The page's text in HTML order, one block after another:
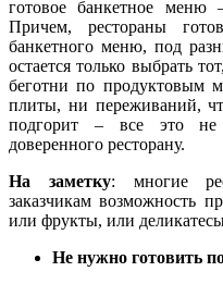
готовое банкетное меню
Причем, рестораны
банкетного меню, под
остается только выбрать
беготни по продуктовым
плиты, ни переживаний,
подгорит – все это не
доверенного ресторану.
На заметку: многие
заказчикам возможность
или фрукты, или
Не нужно готовить